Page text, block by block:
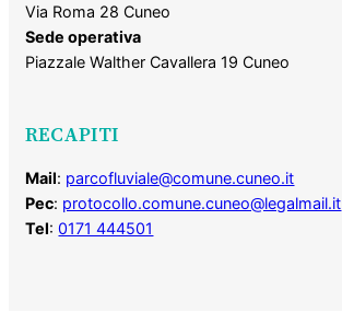
Via Roma 28 Cuneo
Sede operativa
Piazzale Walther Cavallera 19 Cuneo
RECAPITI
Mail: parcofluviale@comune.cuneo.it
Pec: protocollo.comune.cuneo@legalmail.it
Tel:0171 444501